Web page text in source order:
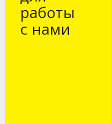
работы
с нами